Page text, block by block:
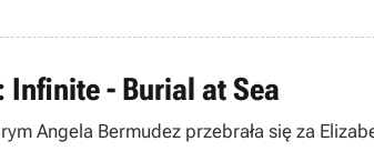
BioShock: Infinite - Burial at Sea
przebrała się za Elizabeth, w wersji, jaką